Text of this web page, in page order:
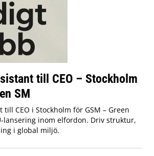
till CEO – Stockholm
SM
till CEO i Stockholm för GSM – Green
inom elfordon. Driv struktur,
i global miljö.